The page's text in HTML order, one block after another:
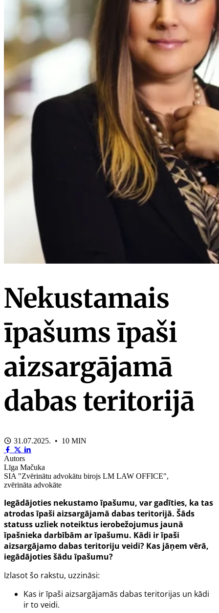
Nekustamais
īpašums īpaši
aizsargājamā
dabas teritorijā
31.07.2025. • 10 MIN
Autors
Līga Mačuka
SIA "Zvērinātu advokātu birojs LM LAW OFFICE",
zvērināta advokāte
Iegādājoties nekustamo īpašumu, var gadīties, ka tas
atrodas īpaši aizsargājamā dabas teritorijā. Šāds
statuss uzliek noteiktus ierobežojumus jaunā
īpašnieka darbībām ar īpašumu. Kādi ir īpaši
aizsargājamo dabas teritoriju veidi? Kas jāņem vērā,
iegādājoties šādu īpašumu?
Izlasot šo rakstu, uzzināsi:
Kas ir īpaši aizsargājamās dabas teritorijas un kādi
ir to veidi.